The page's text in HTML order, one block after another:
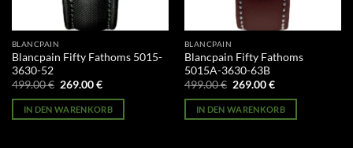
BLANCPAIN
Blancpain Fifty Fathoms 5015-
3630-52
499.00€ Ursprünglicher
war:
499.00 €
269.00€Aktueller
ist:
269.00 €.
IN DEN WARENKORB
BLANCPAIN
Blancpain Fifty Fathoms
5015A-3630-63B
499.00€ Ursprünglicher
war:
499.00 €
269.00€Aktueller
ist:
269.00 €.
IN DEN WARENKORB